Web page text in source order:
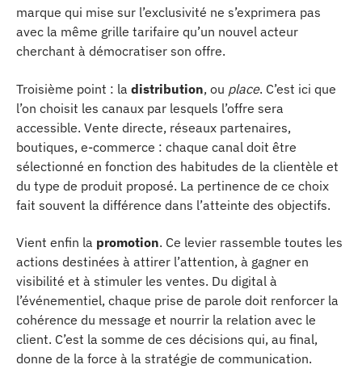
marque qui mise sur l’exclusivité ne s’exprimera pas
avec la même grille tarifaire qu’un nouvel acteur
cherchant à démocratiser son offre.
Troisième point : la distribution, ou place. C’est ici que
l’on choisit les canaux par lesquels l’offre sera
accessible. Vente directe, réseaux partenaires,
boutiques, e-commerce : chaque canal doit être
sélectionné en fonction des habitudes de la clientèle et
du type de produit proposé. La pertinence de ce choix
fait souvent la différence dans l’atteinte des objectifs.
Vient enfin la promotion. Ce levier rassemble toutes les
actions destinées à attirer l’attention, à gagner en
visibilité et à stimuler les ventes. Du digital à
l’événementiel, chaque prise de parole doit renforcer la
cohérence du message et nourrir la relation avec le
client. C’est la somme de ces décisions qui, au final,
donne de la force à la stratégie de communication.